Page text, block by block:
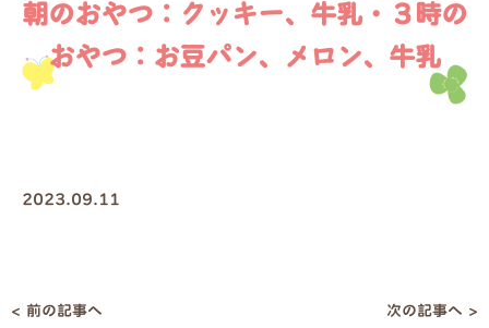
朝のおやつ：クッキー、牛乳・３時の
おやつ：お豆パン、メロン、牛乳
2023.09.11
投
< 前の記事へ 次の記事へ >